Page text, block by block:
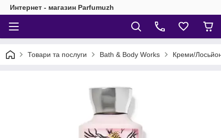
Интернет - магазин Parfumuzh
Товари та послуги Bath & Body Works Креми/